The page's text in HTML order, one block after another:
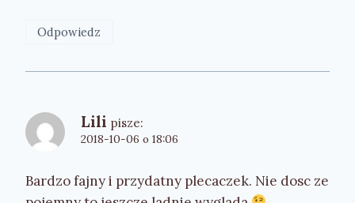
Odpowiedz
Lili pisze:
2018-10-06 o 18:06
Bardzo fajny i przydatny plecaczek. Nie dosc ze